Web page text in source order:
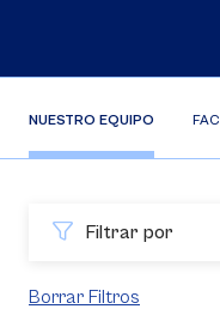
NUESTRO EQUIPO
Filtrar por
Borrar Filtros